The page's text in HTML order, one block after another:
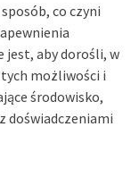
co czyni
jest, aby dorośli, w
możliwości i
środowisko,
doświadczeniami